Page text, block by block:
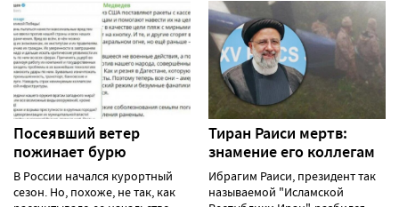
Посеявший ветер
пожинает бурю
В России начался курортный
сезон. Но, похоже, не так, как
Тиран Раиси мертв:
знамение его коллегам
Ибрагим Раиси, президент так
называемой "Исламской